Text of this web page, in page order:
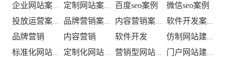
企业网站案例 定制网站案例 百度seo案例 微信seo案例
投放运营案例 品牌营销案例 内容营销案例 软件开发案例
品牌营销 内容营销 软件开发 仿制网站建设
标准化网站建设 定制化网站建设 营销型网站建设 门户网站建设